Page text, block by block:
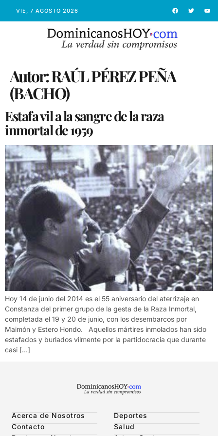
VIE, 7 AGOSTO 2026
Autor:RAÚL PÉREZ PEÑA
(BACHO)
Estafa vil a la sangre de la raza
inmortal de 1959
Hoy 14 de junio del 2014 es el 55 aniversario del aterrizaje en
Constanza del primer grupo de la gesta de la Raza Inmortal,
completada el 19 y 20 de junio, con los desembarcos por
Maimón y Estero Hondo. Aquellos mártires inmolados han sido
estafados y burlados vilmente por la partidocracia que durante
casi […]
Acerca de Nosotros
Contacto
Deportes
Salud